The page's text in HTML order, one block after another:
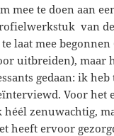
mee te doen aan
van
laat mee
uitbreiden), maar
gedaan: ik heb
Voor het
zenuwachtig,
heeft ervoor